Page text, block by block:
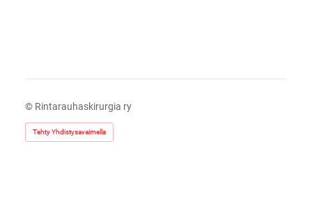
© Rintarauhaskirurgia ry
Tehty Yhdistysavaimella